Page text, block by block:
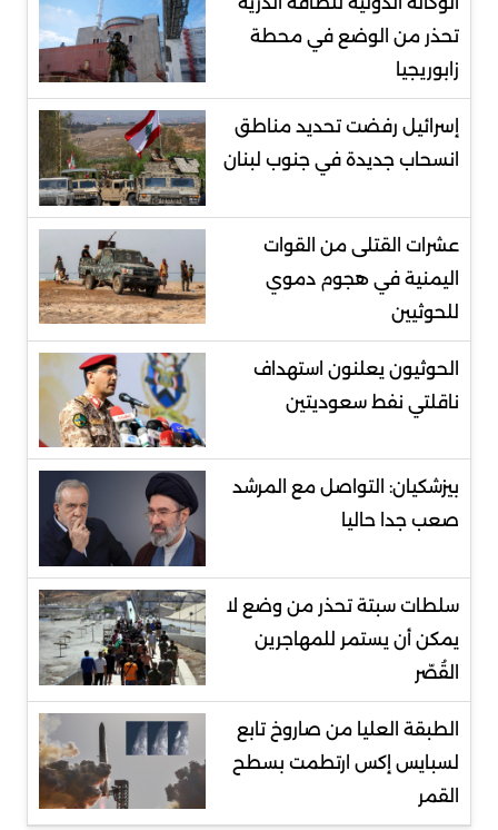
تحذر من الوضع في محطة
زابوريجيا
إسرائيل رفضت تحديد مناطق
انسحاب جديدة في جنوب لبنان
عشرات القتلى من القوات
اليمنية في هجوم دموي
للحوثيين
الحوثيون يعلنون استهداف
ناقلتي نفط سعوديتين
بيزشكيان: التواصل مع المرشد
صعب جدا حاليا
سلطات سبتة تحذر من وضع لا
يمكن أن يستمر للمهاجرين
القُصّر
الطبقة العليا من صاروخ تابع
لسبايس إكس ارتطمت بسطح
القمر